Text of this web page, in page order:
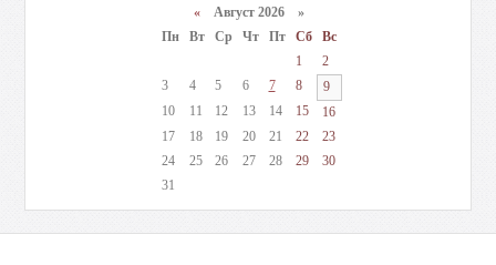
«Август 2026 »
Пн
Вт Ср Чт Пт Сб
Вс
1
2
3
4 5 6 7 8
9
10
11 12 13 14 15
16
17
18 19 20 21 22
23
24
25 26 27 28 29
30
31